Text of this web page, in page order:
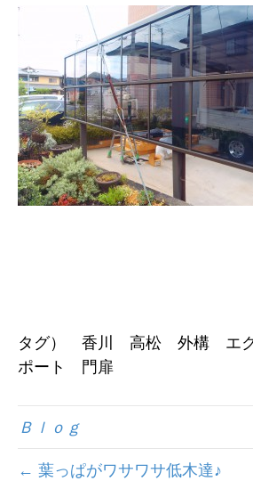
タグ） 香川 高松 外構 エ
ポート 門扉
Ｂｌｏｇ
← 葉っぱがワサワサ低木達♪